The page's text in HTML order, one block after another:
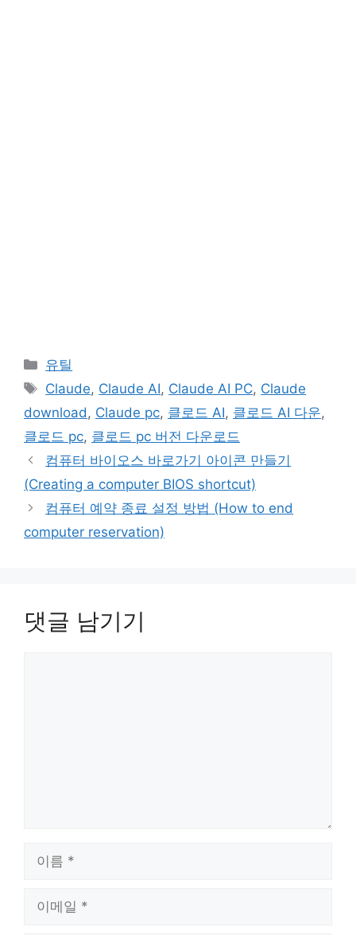
카
테
리
유틸
태
Claude, Claude AI, Claude AI PC, Claude
download , Claude pc, 클로드 AI, 클로드 AI 다운,
클로드 pc, 클로드 pc 버전 다운로드
컴퓨터 바이오스 바로가기 아이콘 만들기
(Creating a computer BIOS shortcut)
컴퓨터 예약 종료 설정 방법 (How to end
computer reservation)
댓글 남기기